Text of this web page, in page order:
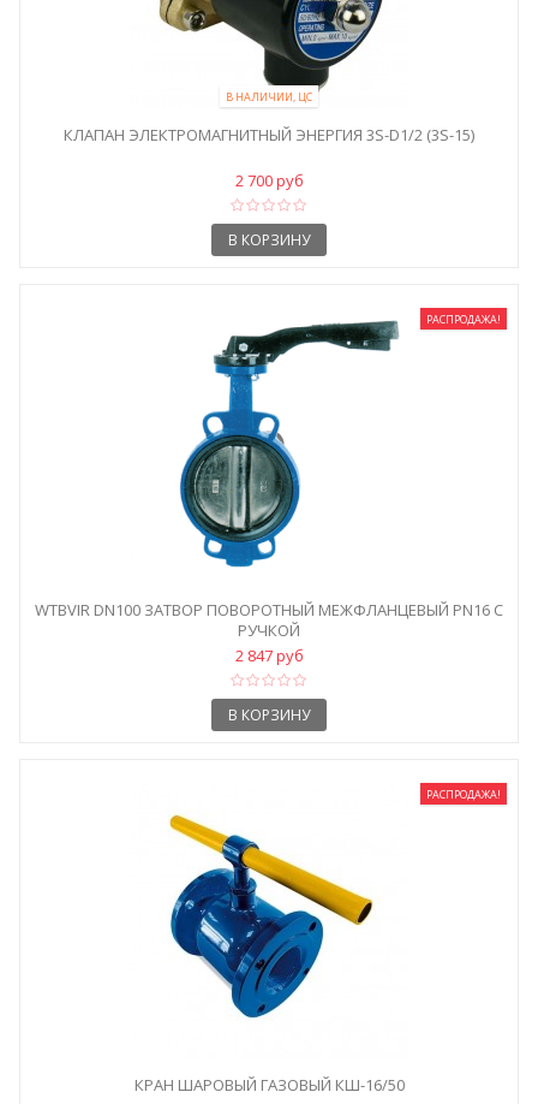
В НАЛИЧИИ, ЦС
КЛАПАН ЭЛЕКТРОМАГНИТНЫЙ ЭНЕРГИЯ 3S-D1/2 (3S-15)
2 700 руб
В КОРЗИНУ
РАСПРОДАЖА!
WTBVIR DN100 ЗАТВОР ПОВОРОТНЫЙ МЕЖФЛАНЦЕВЫЙ PN16 С
РУЧКОЙ
2 847 руб
В КОРЗИНУ
РАСПРОДАЖА!
КРАН ШАРОВЫЙ ГАЗОВЫЙ КШ-16/50